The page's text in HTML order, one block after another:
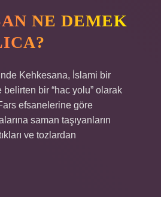
NE DEMEK
Kehkesana, İslami bir
belirten bir “hac yolu” olarak
efsanelerine göre
saman taşıyanların
ve tozlardan